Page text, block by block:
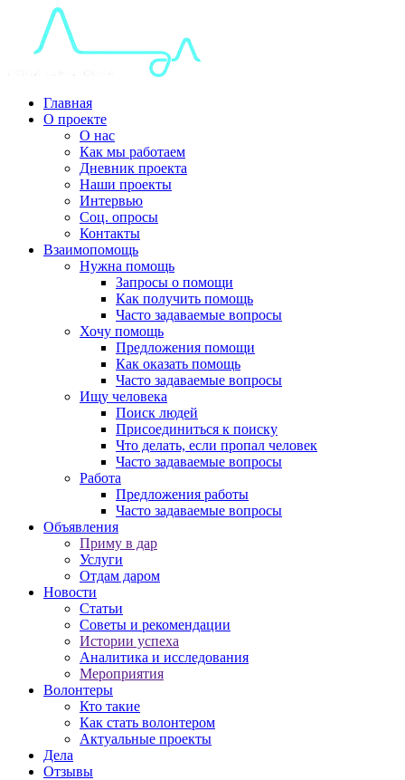
Главная
О проекте
О нас
Как мы работаем
Дневник проекта
Наши проекты
Интервью
Соц. опросы
Контакты
Взаимопомощь
Нужна помощь
Запросы о помощи
Как получить помощь
Часто задаваемые вопросы
Хочу помощь
Предложения помощи
Как оказать помощь
Часто задаваемые вопросы
Ищу человека
Поиск людей
Присоединиться к поиску
Что делать, если пропал человек
Часто задаваемые вопросы
Работа
Предложения работы
Часто задаваемые вопросы
Объявления
Приму в дар
Услуги
Отдам даром
Новости
Статьи
Советы и рекомендации
Истории успеха
Аналитика и исследования
Мероприятия
Волонтеры
Кто такие
Как стать волонтером
Актуальные проекты
Дела
Отзывы